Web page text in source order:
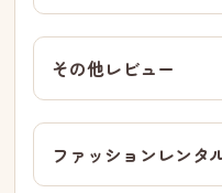
その他レビュー
ファッションレンタ